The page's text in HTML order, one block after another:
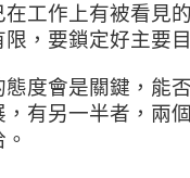
工作上有被看見
，要鎖定好主要
度會是關鍵，能
有另一半者，兩